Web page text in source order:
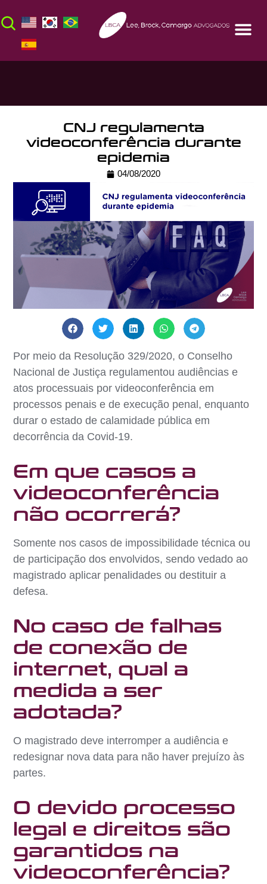
CNJ regulamenta
videoconferência durante
epidemia
04/08/2020
Por meio da Resolução 329/2020, o Conselho
Nacional de Justiça regulamentou audiências e
atos processuais por videoconferência em
processos penais e de execução penal, enquanto
durar o estado de calamidade pública em
decorrência da Covid-19.
Em que casos a
videoconferência
não ocorrerá?
Somente nos casos de impossibilidade técnica ou
de participação dos envolvidos, sendo vedado ao
magistrado aplicar penalidades ou destituir a
defesa.
No caso de falhas
de conexão de
internet, qual a
medida a ser
adotada?
O magistrado deve interromper a audiência e
redesignar nova data para não haver prejuízo às
partes.
O devido processo
legal e direitos são
garantidos na
videoconferência?